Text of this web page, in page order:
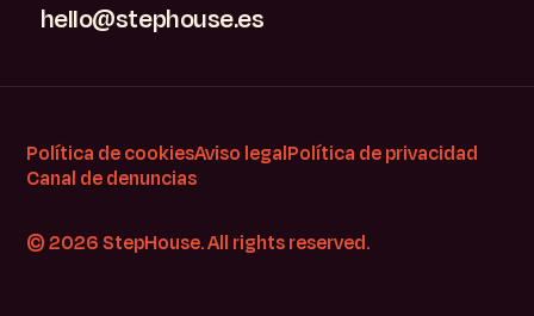
hello@stephouse.es
Política de cookiesAviso legalPolítica de privacidad
Canal de denuncias
© 2026 StepHouse. All rights reserved.